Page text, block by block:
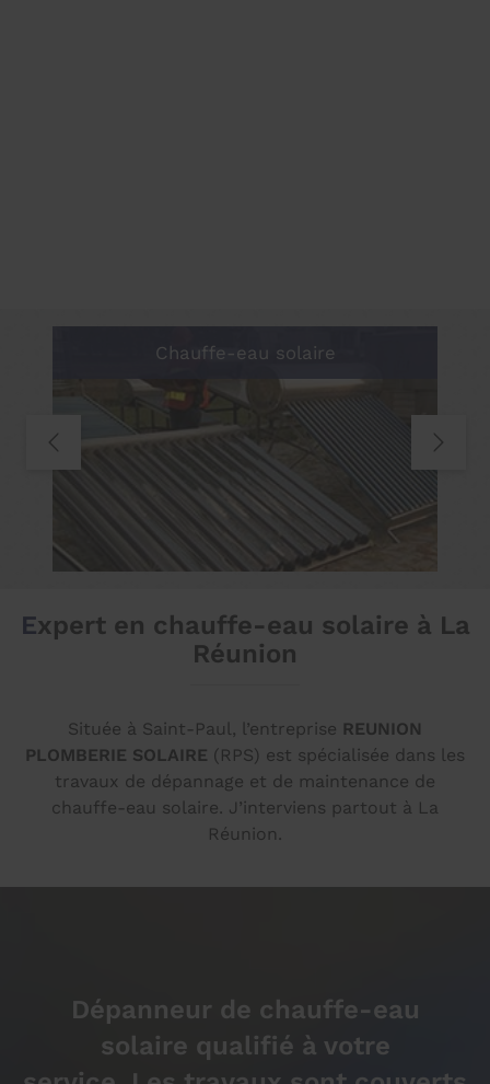
Expert en chauffe-eau solaire à La
Réunion
Située à Saint-Paul, l’entreprise REUNION
PLOMBERIE SOLAIRE (RPS) est spécialisée dans les
travaux de dépannage et de maintenance de
chauffe-eau solaire. J’interviens partout à La
Réunion.
Dépanneur de chauffe-eau
solaire qualifié à votre
Chauffe-eau solaire